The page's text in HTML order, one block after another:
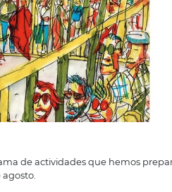
de actividades que hemos